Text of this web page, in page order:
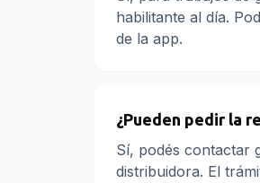
habilitante al día.
de la app.
¿Pueden pedir la
Sí, podés contactar
distribuidora. El